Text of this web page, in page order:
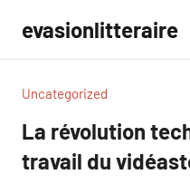
contenu
evasionlitteraire
Uncategorized
La révolution
travail du